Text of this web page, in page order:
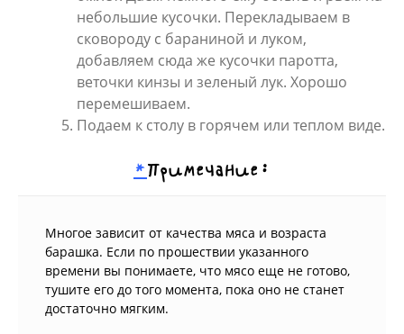
небольшие кусочки. Перекладываем в
сковороду с бараниной и луком,
добавляем сюда же кусочки паротта,
веточки кинзы и зеленый лук. Хорошо
перемешиваем.
Подаем к столу в горячем или теплом виде.
*Примечание:
Многое зависит от качества мяса и возраста
барашка. Если по прошествии указанного
времени вы понимаете, что мясо еще не готово,
тушите его до того момента, пока оно не станет
достаточно мягким.